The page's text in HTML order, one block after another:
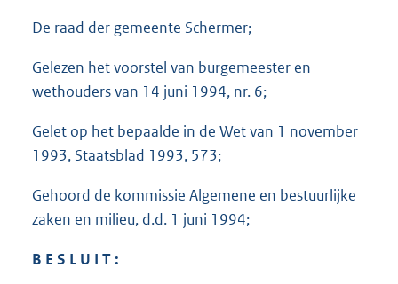
De raad der gemeente Schermer;
Gelezen het voorstel van burgemeester en
wethouders van 14 juni 1994, nr. 6;
Gelet op het bepaalde in de Wet van 1 november
1993, Staatsblad 1993, 573;
Gehoord de kommissie Algemene en bestuurlijke
zaken en milieu, d.d. 1 juni 1994;
B E S L U I T :